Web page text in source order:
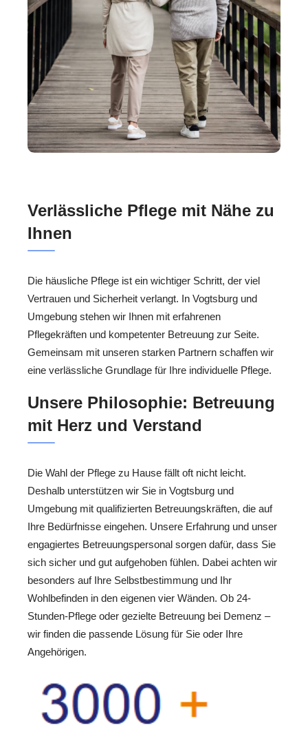
Verlässliche Pflege mit Nähe zu
Ihnen
Die häusliche Pflege ist ein wichtiger Schritt, der viel
Vertrauen und Sicherheit verlangt. In Vogtsburg und
Umgebung stehen wir Ihnen mit erfahrenen
Pflegekräften und kompetenter Betreuung zur Seite.
Gemeinsam mit unseren starken Partnern schaffen wir
eine verlässliche Grundlage für Ihre individuelle Pflege.
Unsere Philosophie: Betreuung
mit Herz und Verstand
Die Wahl der Pflege zu Hause fällt oft nicht leicht.
Deshalb unterstützen wir Sie in Vogtsburg und
Umgebung mit qualifizierten Betreuungskräften, die auf
Ihre Bedürfnisse eingehen. Unsere Erfahrung und unser
engagiertes Betreuungspersonal sorgen dafür, dass Sie
sich sicher und gut aufgehoben fühlen. Dabei achten wir
besonders auf Ihre Selbstbestimmung und Ihr
Wohlbefinden in den eigenen vier Wänden. Ob 24-
Stunden-Pflege oder gezielte Betreuung bei Demenz –
wir finden die passende Lösung für Sie oder Ihre
Angehörigen.